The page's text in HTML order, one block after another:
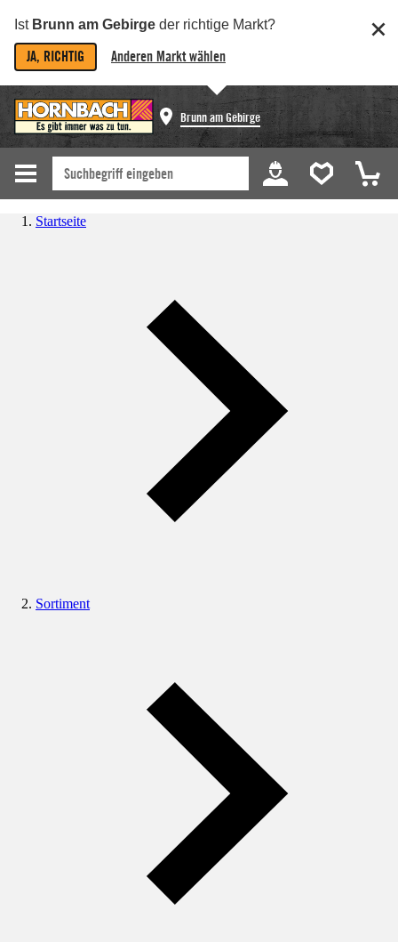
Ist Brunn am Gebirge der richtige Markt?
JA, RICHTIG Anderen Markt wählen
Brunn am Gebirge
Startseite
Sortiment